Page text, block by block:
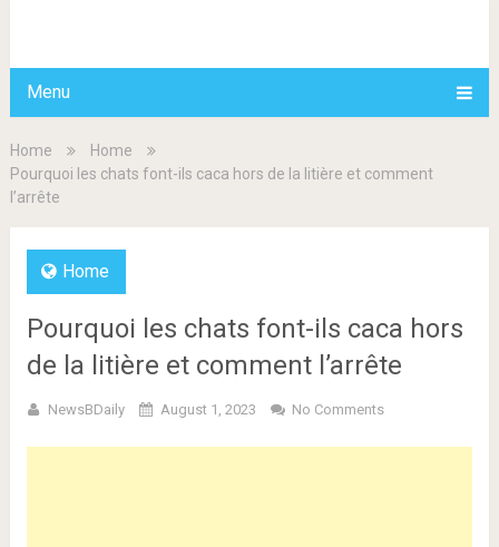
Menu
Home
Home
Pourquoi les chats font-ils caca hors de la litière et comment
l’arrête
Home
Pourquoi les chats font-ils caca hors
de la litière et comment l’arrête
NewsBDaily August 1, 2023 No Comments